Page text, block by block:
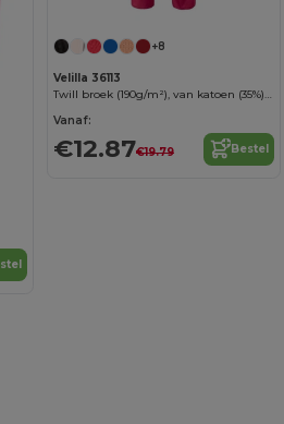
+8
Velilla 36113
Twill broek (190g/m²), van katoen (35%) en polyester (65%)
Vanaf:
€12.87€19.79 Bestel